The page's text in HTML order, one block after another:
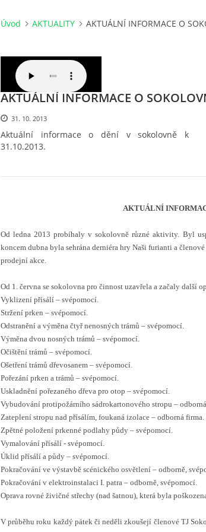
Úvod AKTUALITY AKTUÁLNÍ INFORMACE O
AKTUÁLNÍ INFORMACE O
31. 10. 2013
Aktuální informace o dění v sokolovně k
31.10.2013.
AKTUÁLNÍ
Od ledna 2013 probíhaly v sokolovně různé aktivity. Byl
koncem dubna byla sehrána derniéra hry Naši furianti a
prodejní akce.
Od 1. června se sokolovna pro činnost uzavřela a začaly další
Vyklizení přísálí – svépomocí.
Stržení prken – svépomocí.
Odstranění a výměna čtyř nenosných trámů – svépomocí.
Výměna dvou nosných trámů – svépomocí.
Očištění trámů – svépomocí.
Ošetření trámů dřevosanem – svépomocí.
Pořezání prken a trámů – svépomocí.
Uskladnění pořezaného dřeva pro otop – svépomocí.
Vybudování protipožárního sádrokartonového stropu –
Zateplení stropu nad přísálím, foukaná izolace – odborná firma.
Zpětné položení prkenné podlahy půdy – svépomocí.
Vymalování přísálí - svépomocí.
Úklid přísálí a půdy – svépomocí.
Pokračování ve výstavbě scénického osvětlení – odborně,
Pokračování v elektroinstalaci I. patra – odborně, svépomocí.
Oprava rovné živičné střechy (nad šatnou), která byla
V průběhu roku každý pátek či neděli zkoušejí členové TJ